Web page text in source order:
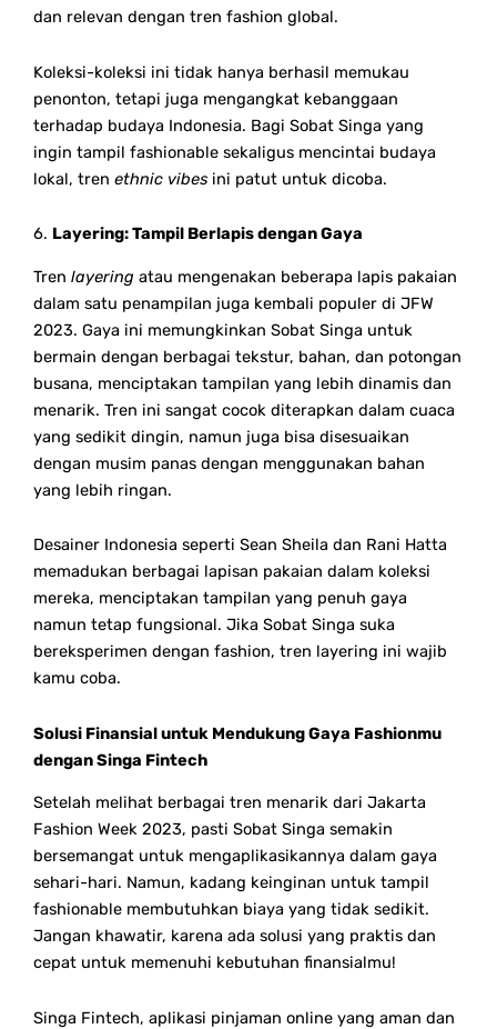
dan relevan dengan tren fashion global.
Koleksi-koleksi ini tidak hanya berhasil memukau
penonton, tetapi juga mengangkat kebanggaan
terhadap budaya Indonesia. Bagi Sobat Singa yang
ingin tampil fashionable sekaligus mencintai budaya
lokal, tren ethnic vibes ini patut untuk dicoba.
6. Layering: Tampil Berlapis dengan Gaya
Tren layering atau mengenakan beberapa lapis pakaian
dalam satu penampilan juga kembali populer di JFW
2023. Gaya ini memungkinkan Sobat Singa untuk
bermain dengan berbagai tekstur, bahan, dan potongan
busana, menciptakan tampilan yang lebih dinamis dan
menarik. Tren ini sangat cocok diterapkan dalam cuaca
yang sedikit dingin, namun juga bisa disesuaikan
dengan musim panas dengan menggunakan bahan
yang lebih ringan.
Desainer Indonesia seperti Sean Sheila dan Rani Hatta
memadukan berbagai lapisan pakaian dalam koleksi
mereka, menciptakan tampilan yang penuh gaya
namun tetap fungsional. Jika Sobat Singa suka
bereksperimen dengan fashion, tren layering ini wajib
kamu coba.
Solusi Finansial untuk Mendukung Gaya Fashionmu
dengan Singa Fintech
Setelah melihat berbagai tren menarik dari Jakarta
Fashion Week 2023, pasti Sobat Singa semakin
bersemangat untuk mengaplikasikannya dalam gaya
sehari-hari. Namun, kadang keinginan untuk tampil
fashionable membutuhkan biaya yang tidak sedikit.
Jangan khawatir, karena ada solusi yang praktis dan
cepat untuk memenuhi kebutuhan finansialmu!
Singa Fintech, aplikasi pinjaman online yang aman dan